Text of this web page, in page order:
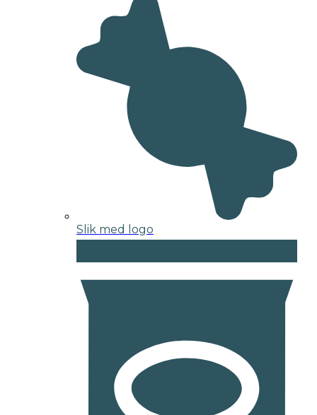
Slik med logo